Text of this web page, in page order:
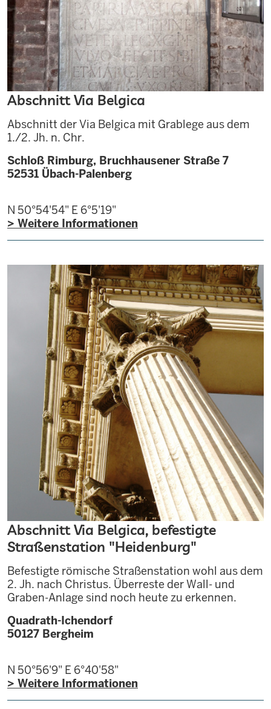
Abschnitt Via Belgica
Abschnitt der Via Belgica mit Grablege aus dem
1./2. Jh. n. Chr.
Schloß Rimburg, Bruchhausener Straße 7
52531 Übach-Palenberg
N 50°54'54" E 6°5'19"
> Weitere Informationen
Abschnitt Via Belgica, befestigte
Straßenstation "Heidenburg"
Befestigte römische Straßenstation wohl aus dem
2. Jh. nach Christus. Überreste der Wall- und
Graben-Anlage sind noch heute zu erkennen.
Quadrath-Ichendorf
50127 Bergheim
N 50°56'9" E 6°40'58"
> Weitere Informationen